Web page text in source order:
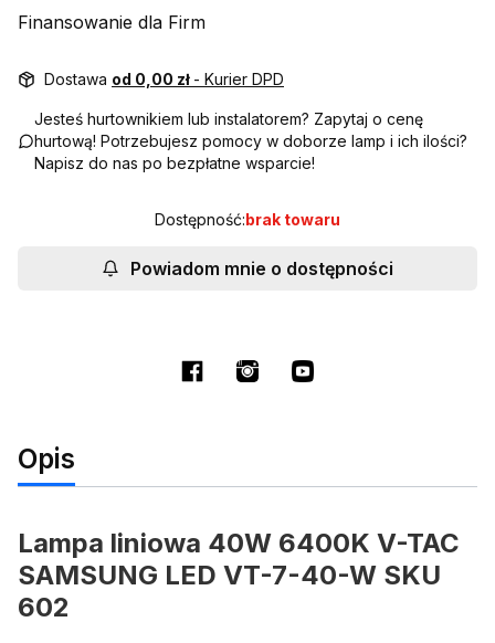
Finansowanie dla Firm
Dostawa od 0,00 zł - Kurier DPD
Jesteś hurtownikiem lub instalatorem? Zapytaj o cenę
hurtową! Potrzebujesz pomocy w doborze lamp i ich ilości?
Napisz do nas po bezpłatne wsparcie!
Dostępność:brak towaru
Powiadom mnie o dostępności
Opis
Lampa liniowa 40W 6400K V-TAC
SAMSUNG LED VT-7-40-W SKU
602